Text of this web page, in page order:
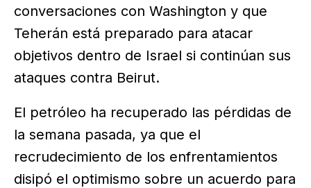
conversaciones con Washington y que
Teherán está preparado para atacar
objetivos dentro de Israel si continúan sus
ataques contra Beirut.
El petróleo ha recuperado las pérdidas de
la semana pasada, ya que el
recrudecimiento de los enfrentamientos
disipó el optimismo sobre un acuerdo para